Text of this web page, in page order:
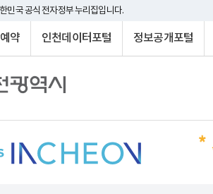
민국 공식 전자정부 누리집입니다.
약 인천데이터포털 정보공개포털